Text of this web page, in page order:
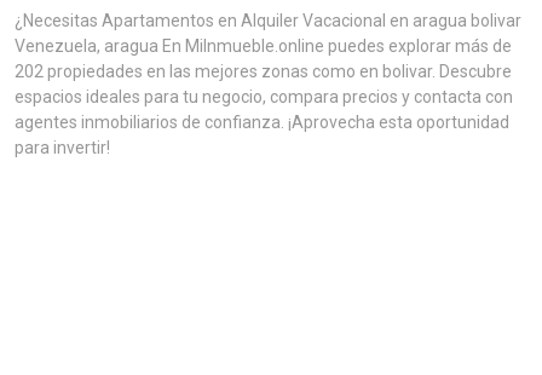
¿Necesitas Apartamentos en Alquiler Vacacional en aragua bolivar
Venezuela, aragua En MiInmueble.online puedes explorar más de
202 propiedades en las mejores zonas como en bolivar. Descubre
espacios ideales para tu negocio, compara precios y contacta con
agentes inmobiliarios de confianza. ¡Aprovecha esta oportunidad
para invertir!